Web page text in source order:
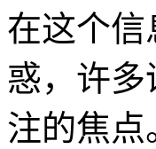
在这个
惑，许
注的焦